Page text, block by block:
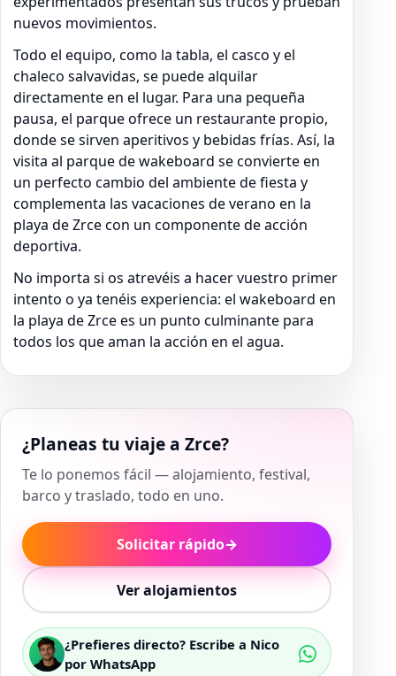
nuevos movimientos.
Todo el equipo, como la tabla, el casco y el
chaleco salvavidas, se puede alquilar
directamente en el lugar. Para una pequeña
pausa, el parque ofrece un restaurante propio,
donde se sirven aperitivos y bebidas frías. Así, la
visita al parque de wakeboard se convierte en
un perfecto cambio del ambiente de fiesta y
complementa las vacaciones de verano en la
playa de Zrce con un componente de acción
deportiva.
No importa si os atrevéis a hacer vuestro primer
intento o ya tenéis experiencia: el wakeboard en
la playa de Zrce es un punto culminante para
todos los que aman la acción en el agua.
¿Planeas tu viaje a Zrce?
Te lo ponemos fácil — alojamiento, festival,
barco y traslado, todo en uno.
Solicitar rápido→
Ver alojamientos
¿Prefieres directo? Escribe a Nico
por WhatsApp